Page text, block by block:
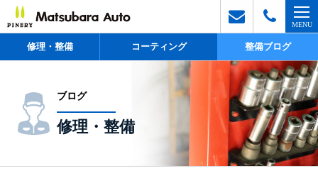
修理・整備 コーティング 整備ブログ
ブログ
修理・整備